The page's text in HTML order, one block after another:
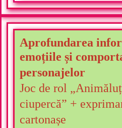
Aprofundarea
emoțiile și
personajelor
Joc de rol
ciupercă” +
cartonașe